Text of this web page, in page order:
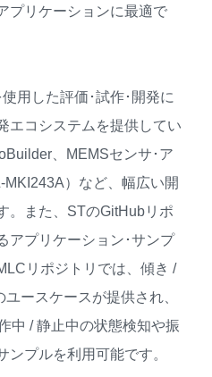
プリケーションに最適で
用した評価･試作･開発に
エコシステムを提供してい
、MEMSセンサ･ア
）など、幅広い開
。また、STのGitHubリポ
アプリケーション･サンプ
リポジトリでは、傾き /
ースケースが提供され、
中 / 静止中の状態検知や振
プルを利用可能です。